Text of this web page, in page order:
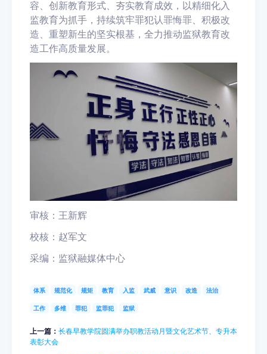
容、创新教育形式、夯实教育成效，以精细化入
监教育为抓手，持续筑牢罪犯认罪悔罪、积极改
造、重塑新生的坚实根基，全力推动监狱教育改
造工作高质量发展。
审核：王新辉
校核：赵军文
采编：监狱融媒体中心
体系 规范化 规矩 教育 入监 武威 意识 改造 法治
工作 多维 罪犯 监罪犯 监狱
上一篇： 长春早教学院圆满举办职教活动月暨文化艺术节、专升本
表彰大会